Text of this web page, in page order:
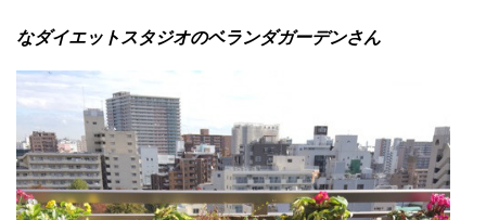
なダイエットスタジオのベランダガーデンさん